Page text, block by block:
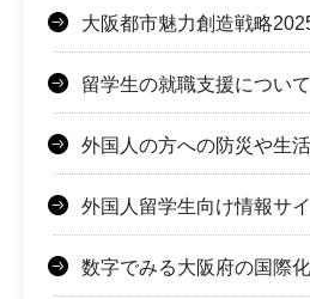
大阪都市魅力創造戦略
留学生の就職支援について
外国人の方への防災や生
外国人留学生向け情報サ
数字でみる大阪府の国際化